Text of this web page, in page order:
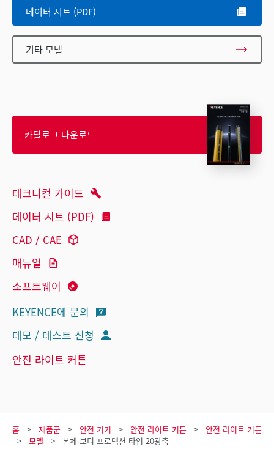
데이터 시트 (PDF)
기타 모델
카탈로그 다운로드
테크니컬 가이드
데이터 시트 (PDF)
CAD / CAE
매뉴얼
소프트웨어
KEYENCE에 문의
데모 / 테스트 신청
안전 라이트 커튼
홈 제품군 안전 기기 안전 라이트 커튼
안전 라이트 커튼
모델
본체 보디 프로텍션 타입 20광축